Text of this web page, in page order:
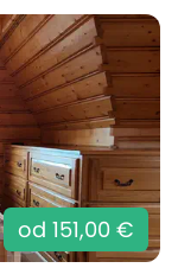
od 151,00 €